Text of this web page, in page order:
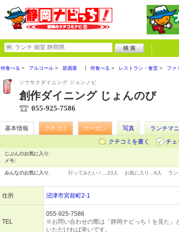
何食べる アルコール 居酒屋 何食べる レストラン・食堂 ファ
ソウサクダイニング ジョンノビ
創作ダイニング じょんのび
055-925-7586
基本情報 クチコミ クーポン 写真
ランチマ
クチコミを書く
チェ
じぶんのお気に入り:
メモ:
みんなのお気に入り: 行ってみたい！… 23人 お気に入り… 6人 ラン
住所 沼津市宮前町2-1
TEL
055-925-7586
※お問い合わせの際は「静岡ナビっち！を見た」
いただければ幸いです。